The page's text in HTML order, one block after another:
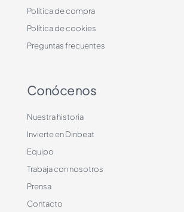
Política de compra
Política de cookies
Preguntas frecuentes
Conócenos
Nuestra historia
Invierte en Dinbeat
Equipo
Trabaja con nosotros
Prensa
Contacto